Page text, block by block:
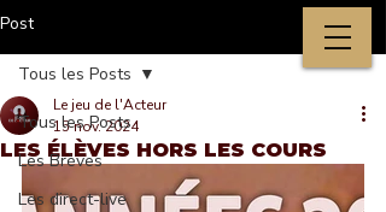
Post
Tous les Posts
Les Brèves
Les direct-live
Tous les Posts
LES ÉLÈVES HORS LES COURS
Le jeu de l'Acteur
15 nov. 2024